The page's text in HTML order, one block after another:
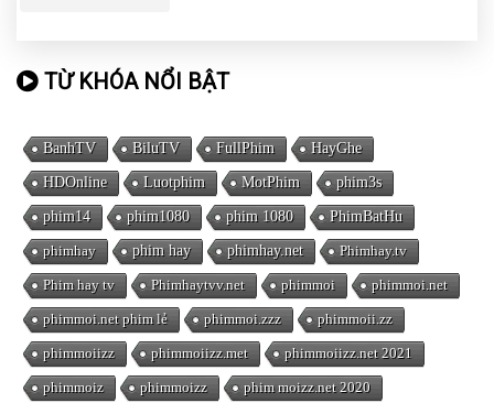
TỪ KHÓA NỔI BẬT
BanhTV BiluTV FullPhim HayGhe
HDOnline Luotphim MotPhim phim3s
phim14 phim1080 phim 1080 PhimBatHu
phimhay phim hay phimhay.net Phimhay.tv
Phim hay tv Phimhaytvv.net phimmoi phimmoi.net
phimmoi.net phim lẻ phimmoi.zzz phimmoii.zz
phimmoiizz phimmoiizz.met phimmoiizz.net 2021
phimmoiz phimmoizz phim moizz.net 2020